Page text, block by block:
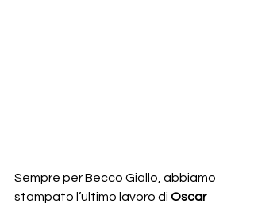
Sempre per Becco Giallo, abbiamo
stampato l’ultimo lavoro di Oscar